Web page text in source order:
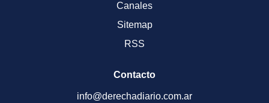
Canales
Sitemap
RSS
Contacto
info@derechadiario.com.ar